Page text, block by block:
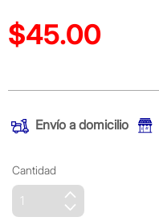
Precio reducido de
$45.00
Envío a domicilio
Cantidad